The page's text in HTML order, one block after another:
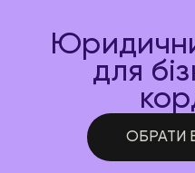
для
ОБРАТИ